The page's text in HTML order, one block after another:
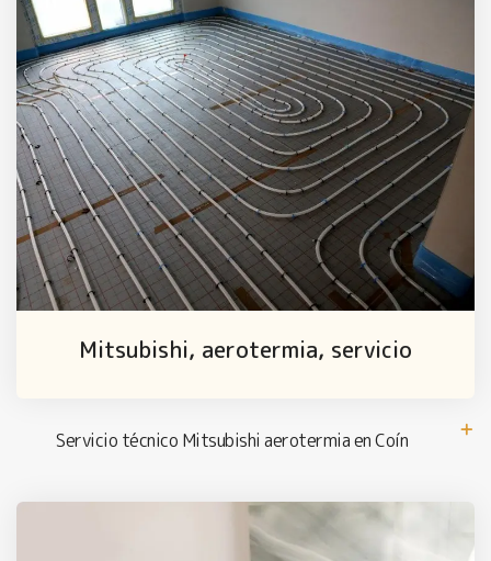
Mitsubishi, aerotermia, servicio
Servicio técnico Mitsubishi aerotermia en Coín